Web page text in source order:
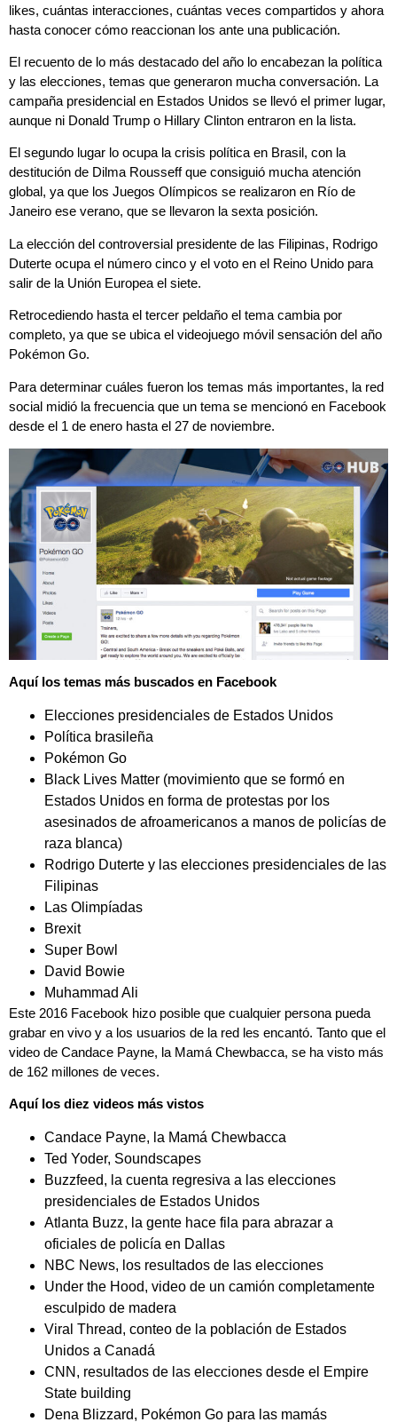
likes, cuántas interacciones, cuántas veces compartidos y ahora
hasta conocer cómo reaccionan los ante una publicación.
El recuento de lo más destacado del año lo encabezan la política
y las elecciones, temas que generaron mucha conversación. La
campaña presidencial en Estados Unidos se llevó el primer lugar,
aunque ni Donald Trump o Hillary Clinton entraron en la lista.
El segundo lugar lo ocupa la crisis política en Brasil, con la
destitución de Dilma Rousseff que consiguió mucha atención
global, ya que los Juegos Olímpicos se realizaron en Río de
Janeiro ese verano, que se llevaron la sexta posición.
La elección del controversial presidente de las Filipinas, Rodrigo
Duterte ocupa el número cinco y el voto en el Reino Unido para
salir de la Unión Europea el siete.
Retrocediendo hasta el tercer peldaño el tema cambia por
completo, ya que se ubica el videojuego móvil sensación del año
Pokémon Go.
Para determinar cuáles fueron los temas más importantes, la red
social midió la frecuencia que un tema se mencionó en Facebook
desde el 1 de enero hasta el 27 de noviembre.
Aquí los temas más buscados en Facebook
Elecciones presidenciales de Estados Unidos
Política brasileña
Pokémon Go
Black Lives Matter (movimiento que se formó en
Estados Unidos en forma de protestas por los
asesinados de afroamericanos a manos de policías de
raza blanca)
Rodrigo Duterte y las elecciones presidenciales de las
Filipinas
Las Olimpíadas
Brexit
Super Bowl
David Bowie
Muhammad Ali
Este 2016 Facebook hizo posible que cualquier persona pueda
grabar en vivo y a los usuarios de la red les encantó. Tanto que el
video de Candace Payne, la Mamá Chewbacca, se ha visto más
de 162 millones de veces.
Aquí los diez videos más vistos
Candace Payne, la Mamá Chewbacca
Ted Yoder, Soundscapes
Buzzfeed, la cuenta regresiva a las elecciones
presidenciales de Estados Unidos
Atlanta Buzz, la gente hace fila para abrazar a
oficiales de policía en Dallas
NBC News, los resultados de las elecciones
Under the Hood, video de un camión completamente
esculpido de madera
Viral Thread, conteo de la población de Estados
Unidos a Canadá
CNN, resultados de las elecciones desde el Empire
State building
Dena Blizzard, Pokémon Go para las mamás